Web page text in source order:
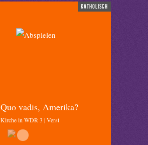
katholisch
Quo vadis, Amerika?
Kirche in WDR 3 | Verst